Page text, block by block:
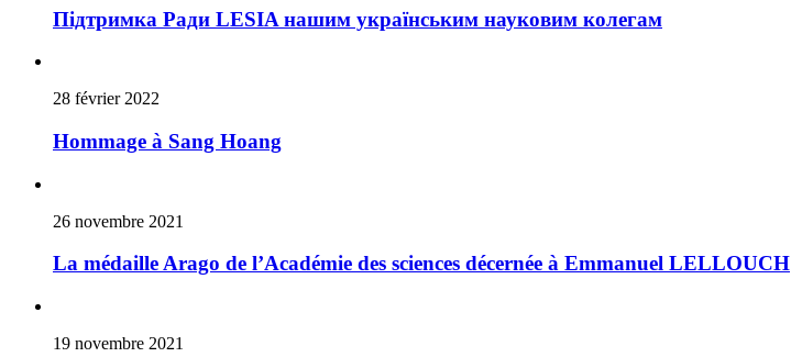
Підтримка Ради LESIA нашим українським науковим колегам
28 février 2022
Hommage à Sang Hoang
26 novembre 2021
La médaille Arago de l’Académie des sciences décernée à Emmanuel LELLOUCH
19 novembre 2021